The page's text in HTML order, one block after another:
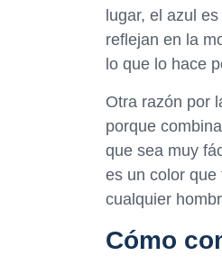
lugar, el azul
reflejan en la
lo que lo hace
Otra razón por
porque
que sea muy
es un color
cualquier
Cómo